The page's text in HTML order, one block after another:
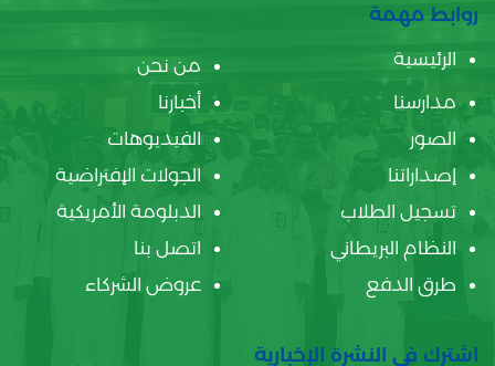
روابط مهمة
الرئيسية
من نحن
مدارسنا
أخبارنا
الصور
الفيديوهات
إصداراتنا
الجولات الإفتراضية
تسجيل الطلاب
الدبلومة الأمريكية
النظام البريطاني
اتصل بنا
طرق الدفع
عروض الشركاء
اشترك في النشرة الإخبارية